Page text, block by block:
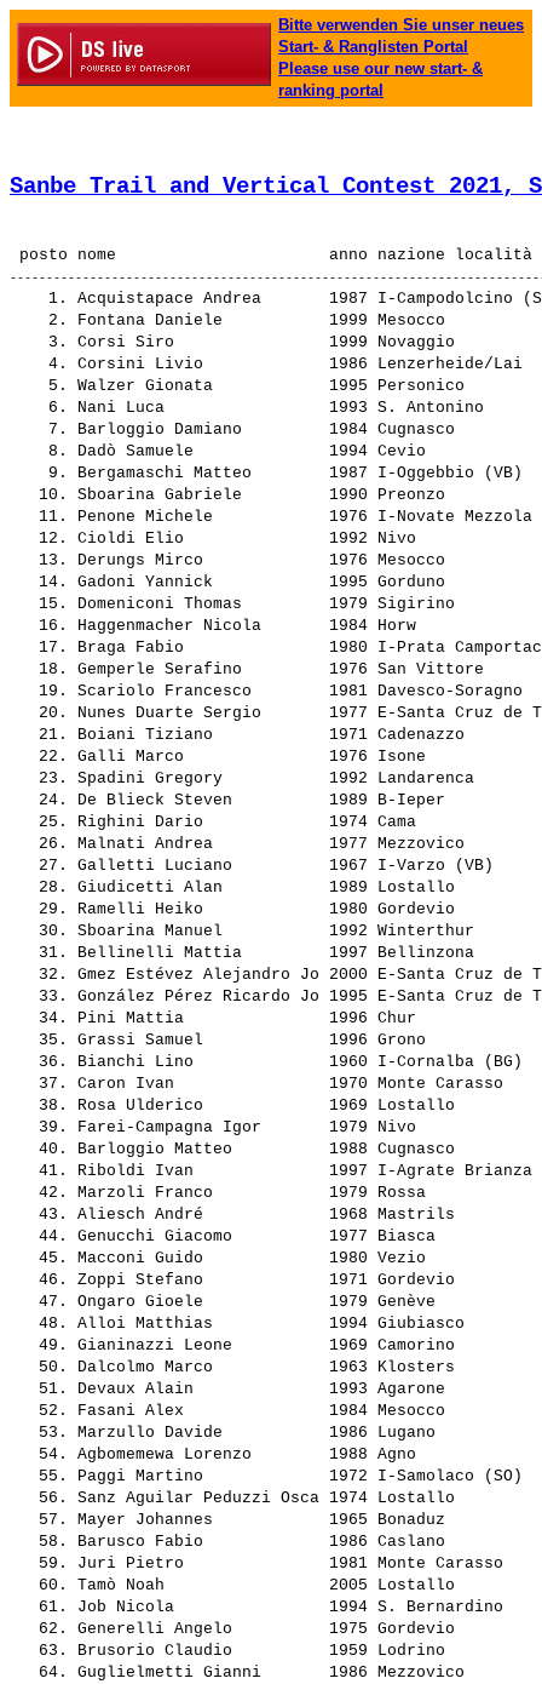
Bitte verwenden Sie unser neues
Start- & Ranglisten Portal
Please use our new start- &
ranking portal
Sanbe Trail and Vertical Contest 2021,
    1.
Acquistapace Andrea
1987 I-
    2.
Fontana Daniele
1999 Mesocco
    3.
Corsi Siro
1999 Novaggio
    4.
Corsini Livio
1986
    5.
Walzer Gionata
1995 Personico
    6.
Nani Luca
1993 S.
    7.
Barloggio Damiano
1984 Cugnasco
    8.
Dadò Samuele
1994 Cevio
    9.
Bergamaschi Matteo
1987 I-Oggebbio
   10.
Sboarina Gabriele
1990 Preonzo
   11.
Penone Michele
1976 I-Novate
   12.
Cioldi Elio
1992 Nivo
   13.
Derungs Mirco
1976 Mesocco
   14.
Gadoni Yannick
1995 Gorduno
   15.
Domeniconi Thomas
1979 Sigirino
   16.
Haggenmacher Nicola
1984 Horw
   17.
Braga Fabio
1980 I-Prata
   18.
Gemperle Serafino
1976 San Vittore
   19.
Scariolo Francesco
1981 Davesco-
   20.
Nunes Duarte Sergio
1977 E-Santa Cruz
   21.
Boiani Tiziano
1971 Cadenazzo
   22.
Galli Marco
1976 Isone
   23.
Spadini Gregory
1992 Landarenca
   24.
De Blieck Steven
1989 B-Ieper
   25.
Righini Dario
1974 Cama
   26.
Malnati Andrea
1977 Mezzovico
   27.
Galletti Luciano
1967 I-Varzo (VB)
   28.
Giudicetti Alan
1989 Lostallo
   29.
Ramelli Heiko
1980 Gordevio
   30.
Sboarina Manuel
1992 Winterthur
   31.
Bellinelli Mattia
1997 Bellinzona
   32.
Gmez Estévez Alejandro Jo 2000 E-Santa Cruz
   33.
González Pérez Ricardo Jo 1995 E-Santa
   34.
Pini Mattia
1996 Chur
   35.
Grassi Samuel
1996 Grono
   36.
Bianchi Lino
1960 I-Cornalba
   37.
Caron Ivan
1970 Monte
   38.
Rosa Ulderico
1969 Lostallo
   39.
Farei-Campagna Igor
1979 Nivo
   40.
Barloggio Matteo
1988 Cugnasco
   41.
Riboldi Ivan
1997 I-Agrate
   42.
Marzoli Franco
1979 Rossa
   43.
Aliesch André
1968 Mastrils
   44.
Genucchi Giacomo
1977 Biasca
   45.
Macconi Guido
1980 Vezio
   46.
Zoppi Stefano
1971 Gordevio
   47.
Ongaro Gioele
1979 Genève
   48.
Alloi Matthias
1994 Giubiasco
   49.
Gianinazzi Leone
1969 Camorino
   50.
Dalcolmo Marco
1963 Klosters
   51.
Devaux Alain
1993 Agarone
   52.
Fasani Alex
1984 Mesocco
   53.
Marzullo Davide
1986 Lugano
   54.
Agbomemewa Lorenzo
1988 Agno
   55.
Paggi Martino
1972 I-Samolaco
   56.
Sanz Aguilar Peduzzi Osca 1974 Lostallo
   57.
Mayer Johannes
1965 Bonaduz
   58.
Barusco Fabio
1986 Caslano
   59.
Juri Pietro
1981 Monte
   60.
Tamò Noah
2005 Lostallo
   61.
Job Nicola
1994 S.
   62.
Generelli Angelo
1975 Gordevio
   63.
Brusorio Claudio
1959 Lodrino
   64.
Guglielmetti Gianni
1986 Mezzovico